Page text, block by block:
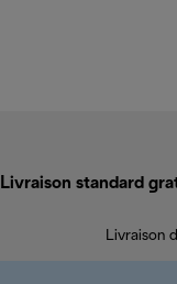
Livraison standard
Livraison